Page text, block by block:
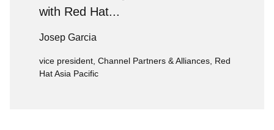
with Red Hat...
Josep Garcia
vice president, Channel Partners & Alliances, Red
Hat Asia Pacific